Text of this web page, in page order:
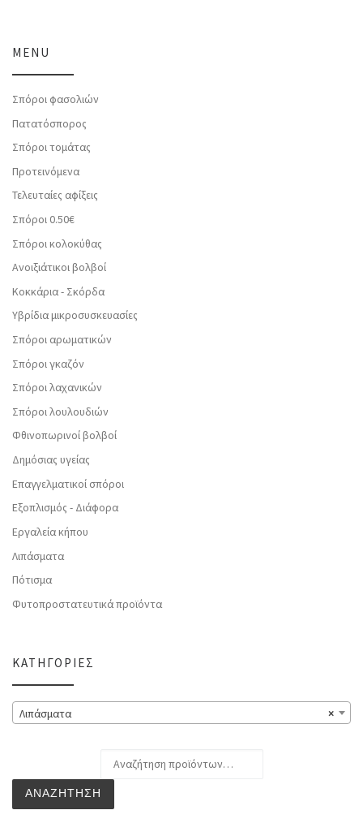
MENU
Σπόροι φασολιών
Πατατόσπορος
Σπόροι τομάτας
Προτεινόμενα
Τελευταίες αφίξεις
Σπόροι 0.50€
Σπόροι κολοκύθας
Ανοιξιάτικοι βολβοί
Κοκκάρια - Σκόρδα
Υβρίδια μικροσυσκευασίες
Σπόροι αρωματικών
Σπόροι γκαζόν
Σπόροι λαχανικών
Σπόροι λουλουδιών
Φθινοπωρινοί βολβοί
Δημόσιας υγείας
Επαγγελματικοί σπόροι
Εξοπλισμός - Διάφορα
Εργαλεία κήπου
Λιπάσματα
Πότισμα
Φυτοπροστατευτικά προϊόντα
ΚΑΤΗΓΟΡΊΕΣ
×
Λιπάσματα
ΑΝΑΖΉΤΗΣΗ